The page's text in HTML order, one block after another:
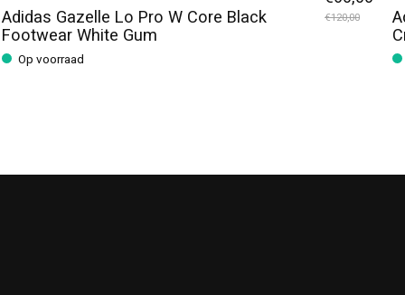
Adidas Gazelle Lo Pro W Core Black
Footwear White Gum
Op voorraad
€120,00